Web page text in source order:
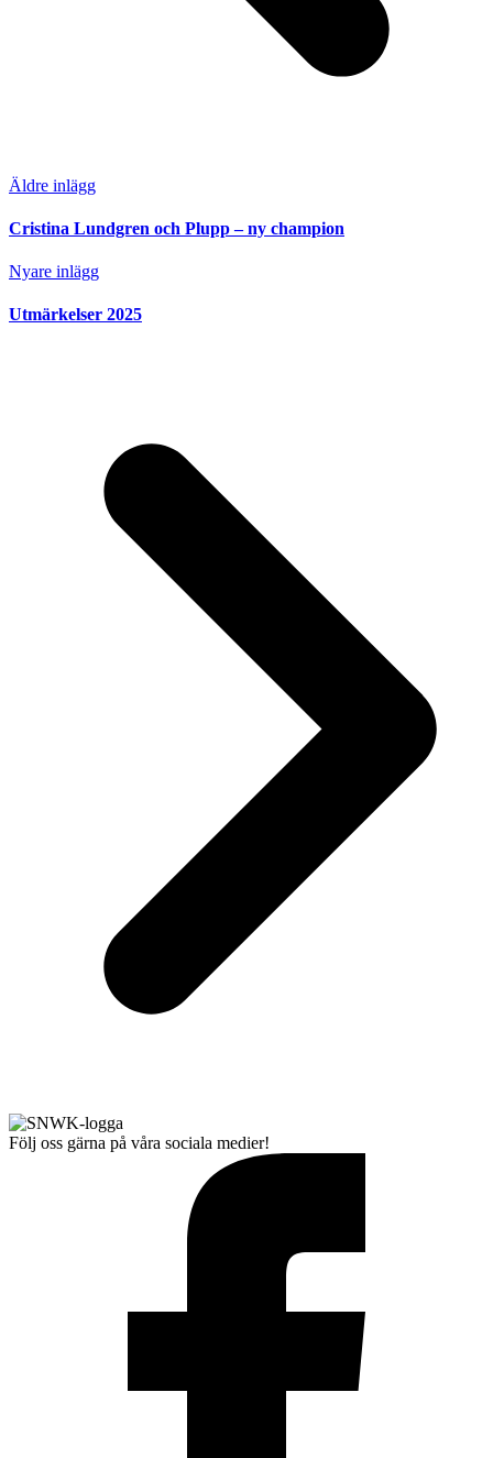
Äldre inlägg
Cristina Lundgren och Plupp – ny champion
Nyare inlägg
Utmärkelser 2025
Följ oss gärna på våra sociala medier!